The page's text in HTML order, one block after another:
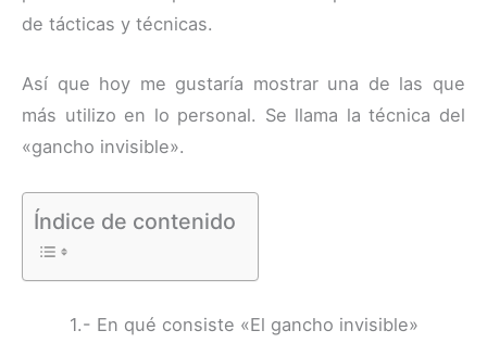
de tácticas y técnicas.
Así que hoy me gustaría mostrar una de las que
más utilizo en lo personal. Se llama la técnica del
«gancho invisible».
Índice de contenido
1.- En qué consiste «El gancho invisible»